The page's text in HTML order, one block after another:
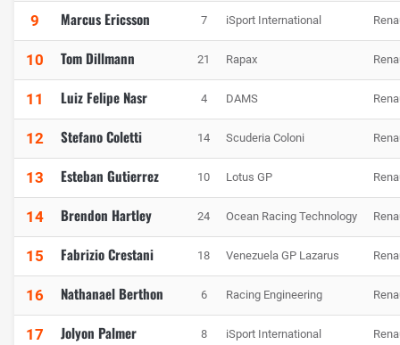
9 Marcus Ericsson 7 iSport International
10 Tom Dillmann 21 Rapax
11 Luiz Felipe Nasr 4 DAMS
12 Stefano Coletti 14 Scuderia Coloni
13 Esteban Gutierrez 10 Lotus GP
14 Brendon Hartley 24 Ocean Racing Technology
15 Fabrizio Crestani 18 Venezuela GP Lazarus
16 Nathanael Berthon 6 Racing Engineering
17 Jolyon Palmer 8 iSport International